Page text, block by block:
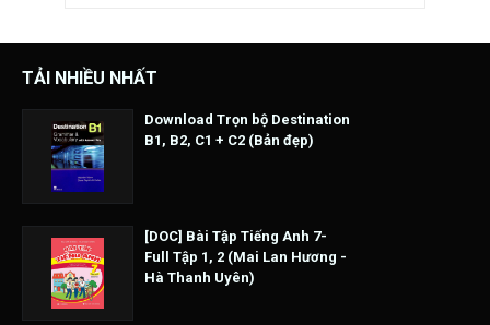
TẢI NHIỀU NHẤT
Download Trọn bộ Destination
B1, B2, C1 + C2 (Bản đẹp)
[DOC] Bài Tập Tiếng Anh 7-
Full Tập 1, 2 (Mai Lan Hương -
Hà Thanh Uyên)